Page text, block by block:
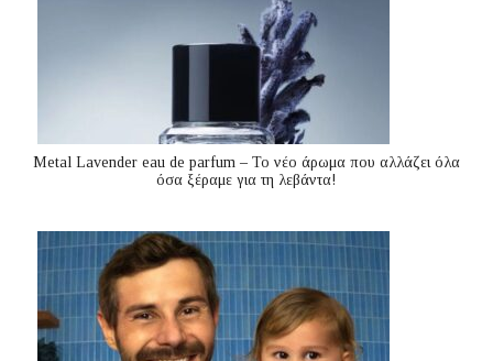
Metal Lavender eau de parfum – Το νέο άρωμα που αλλάζει όλα
όσα ξέραμε για τη λεβάντα!